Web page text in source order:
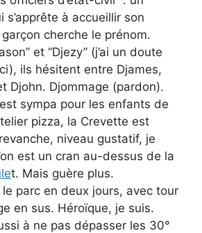
s’apprête à accueillir son
cherche le prénom.
et “Djezy” (j’ai un doute
ils hésitent entre Djames,
Djohn. Djommage (pardon).
sympa pour les enfants de
pizza, la Crevette est
niveau gustatif, je
est un cran au-dessus de la
t. Mais guère plus.
le parc en deux jours, avec tour
en sus. Héroïque, je suis.
à ne pas dépasser les 30°